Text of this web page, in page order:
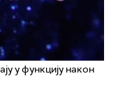
у функцију након